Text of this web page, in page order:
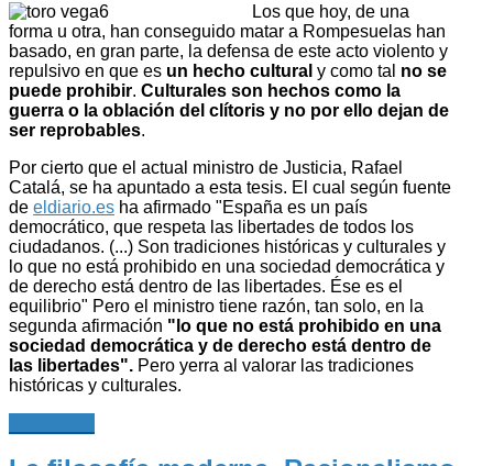
Los que hoy, de una
forma u otra, han conseguido matar a Rompesuelas han
basado, en gran parte, la defensa de este acto violento y
repulsivo en que es un hecho cultural y como tal no se
puede prohibir. Culturales son hechos como la
guerra o la oblación del clítoris y no por ello dejan de
ser reprobables.
Por cierto que el actual ministro de Justicia, Rafael
Catalá, se ha apuntado a esta tesis. El cual según fuente
de eldiario.es ha afirmado "España es un país
democrático, que respeta las libertades de todos los
ciudadanos. (...) Son tradiciones históricas y culturales y
lo que no está prohibido en una sociedad democrática y
de derecho está dentro de las libertades. Ése es el
equilibrio" Pero el ministro tiene razón, tan solo, en la
segunda afirmación "lo que no está prohibido en una
sociedad democrática y de derecho está dentro de
las libertades". Pero yerra al valorar las tradiciones
históricas y culturales.